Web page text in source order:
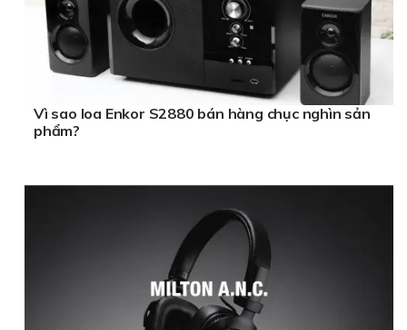
Vì sao loa Enkor S2880 bán hàng chục nghìn sản
phẩm?